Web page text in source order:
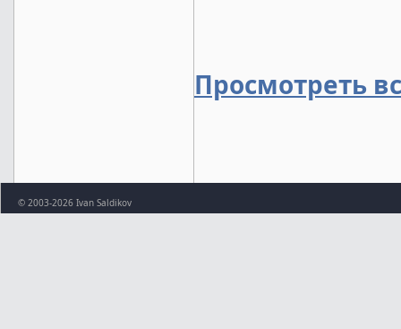
Просмотреть
© 2003-2026 Ivan Saldikov